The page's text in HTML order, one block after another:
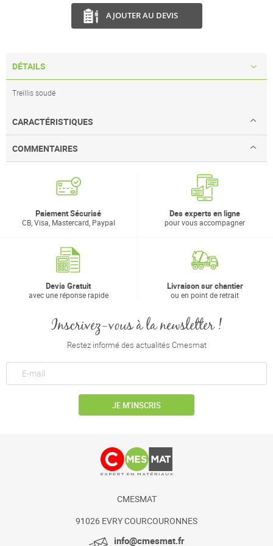
AJOUTER AU DEVIS
DÉTAILS
Treillis soudé
CARACTÉRISTIQUES
COMMENTAIRES
Paiement Sécurisé
CB, Visa, Mastercard, Paypal
Des experts en ligne
pour vous accompagner
Devis Gratuit
avec une réponse rapide
Livraison sur chantier
ou en point de retrait
Inscrivez-vous à la newsletter !
Restez informé des actualités Cmesmat
JE M’INSCRIS
CMESMAT
91026 EVRY COURCOURONNES
info@cmesmat.fr